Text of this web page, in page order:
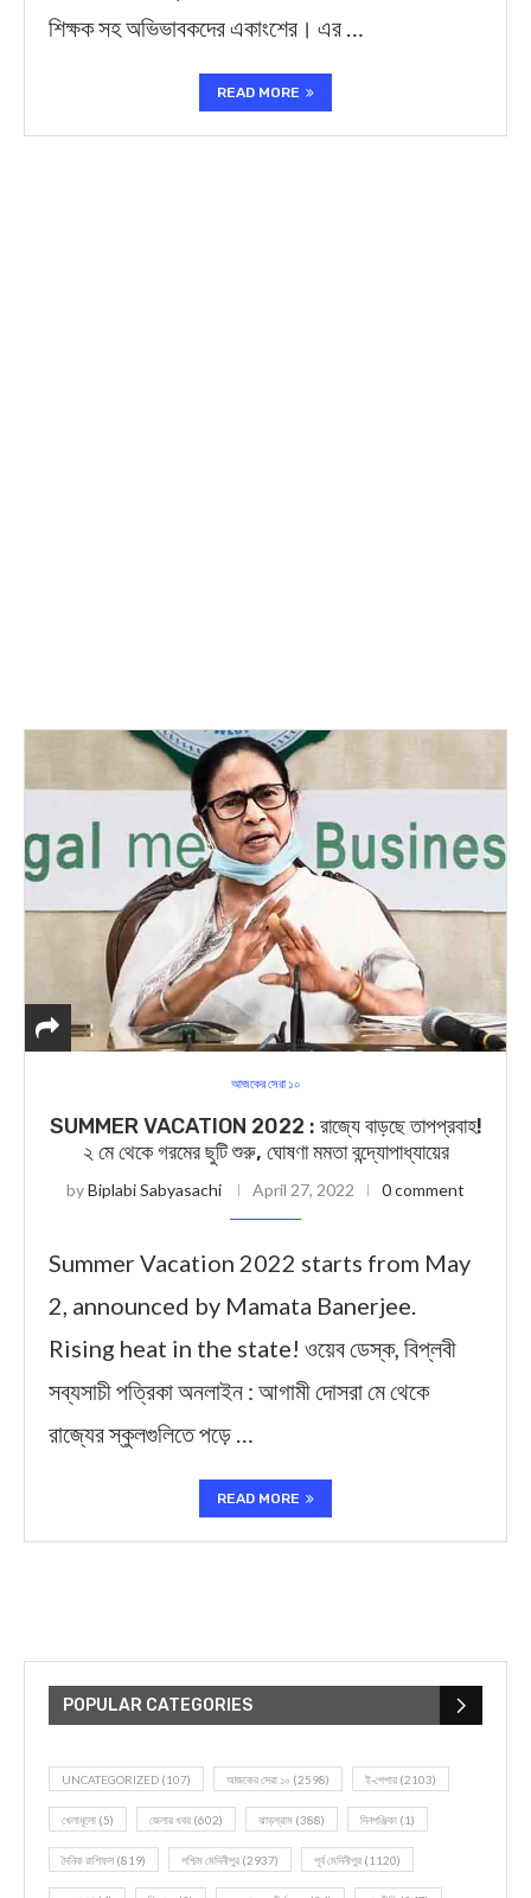
শিক্ষক সহ অভিভাবকদের একাংশের। এর …
READ MORE
আজকের সেরা ১০
SUMMER VACATION 2022 : রাজ্যে বাড়ছে তাপপ্রবাহ!
২ মে থেকে গরমের ছুটি শুরু, ঘোষণা মমতা বন্দ্যোপাধ্যায়ের
byBiplabi Sabyasachi April 27, 2022 0 comment
Summer Vacation 2022 starts from May
2, announced by Mamata Banerjee.
Rising heat in the state! ওয়েব ডেস্ক, বিপ্লবী
সব্যসাচী পত্রিকা অনলাইন : আগামী দোসরা মে থেকে
রাজ্যের স্কুলগুলিতে পড়ে …
READ MORE
POPULAR CATEGORIES
UNCATEGORIZED (107) আজকের সেরা ১০ (2598) ই-পেপার (2103)
খেলাধূলো (5) জেলার খবর (602) ঝাড়গ্রাম (388) দিনপঞ্জিকা (1)
দৈনিক রাশিফল (819) পশ্চিম মেদিনীপুর (2937) পূর্ব মেদিনীপুর (1120)